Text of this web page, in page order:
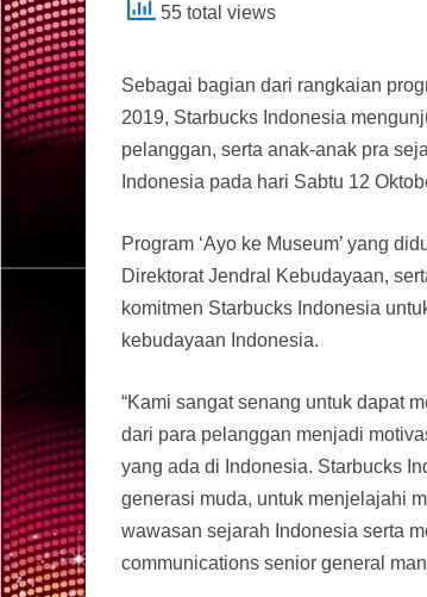
55 total views
Sebagai bagian dari rangkaian
2019, Starbucks Indonesia
pelanggan, serta anak-anak pra
Indonesia pada hari Sabtu 12
Program ‘Ayo ke Museum’ yang
Direktorat Jendral Kebudayaan,
komitmen Starbucks Indonesia
kebudayaan Indonesia.
“Kami sangat senang untuk dapat
dari para pelanggan menjadi
yang ada di Indonesia. Starbucks
generasi muda, untuk menjelajahi
wawasan sejarah Indonesia serta
communications senior general